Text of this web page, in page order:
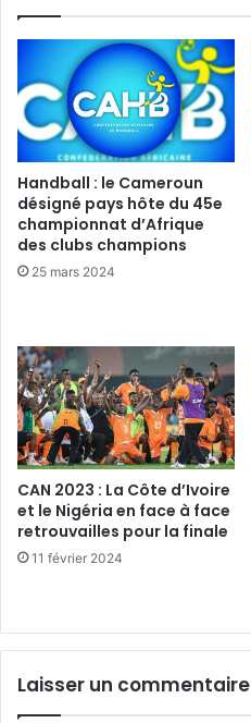
Handball : le Cameroun
désigné pays hôte du 45e
championnat d’Afrique
des clubs champions
25 mars 2024
CAN 2023 : La Côte d’Ivoire
et le Nigéria en face à face
retrouvailles pour la finale
11 février 2024
Laisser un commentaire